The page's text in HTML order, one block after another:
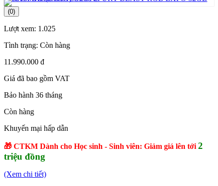
(0)
Lượt xem: 1.025
Tình trạng: Còn hàng
11.990.000 đ
Giá đã bao gồm VAT
Bảo hành 36 tháng
Còn hàng
Khuyến mại hấp dẫn
🎁 CTKM Dành cho Học sinh - Sinh viên: Giảm giá lên tới 2
triệu đồng
(Xem chi tiết)